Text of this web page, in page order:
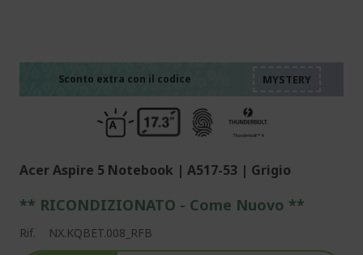
Sconto extra con il codice
Acer Aspire 5 Notebook | A517-53 | Grigio
** RICONDIZIONATO - Come Nuovo **
Rif. NX.KQBET.008_RFB